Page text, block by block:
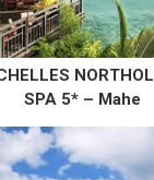
biste
Kategorija smeštaja
5*
SPA 5* – Mahe